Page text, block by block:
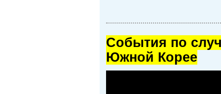
Cобытия по
Южной Корее